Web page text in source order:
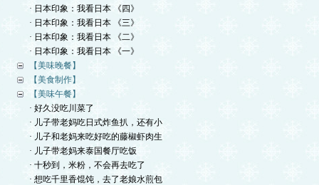
· 日本印象：我看日本 《四》
· 日本印象：我看日本 《三》
· 日本印象：我看日本 《二》
· 日本印象：我看日本 《一》
【美味晚餐】
【美食制作】
【美味午餐】
· 好久没吃川菜了
· 儿子带老妈吃日式炸鱼扒，还有小
· 儿子和老妈来吃好吃的藤椒虾肉生
· 儿子带老妈来泰国餐厅吃饭
· 十秒到，米粉，不会再去吃了
· 想吃千里香馄饨，去了老娘水煎包